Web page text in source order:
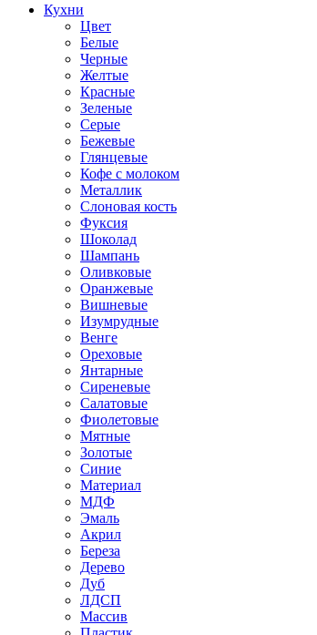
Кухни
Цвет
Белые
Черные
Желтые
Красные
Зеленые
Серые
Бежевые
Глянцевые
Кофе с молоком
Металлик
Слоновая кость
Фуксия
Шоколад
Шампань
Оливковые
Оранжевые
Вишневые
Изумрудные
Венге
Ореховые
Янтарные
Сиреневые
Салатовые
Фиолетовые
Мятные
Золотые
Синие
Материал
МДФ
Эмаль
Акрил
Береза
Дерево
Дуб
ЛДСП
Массив